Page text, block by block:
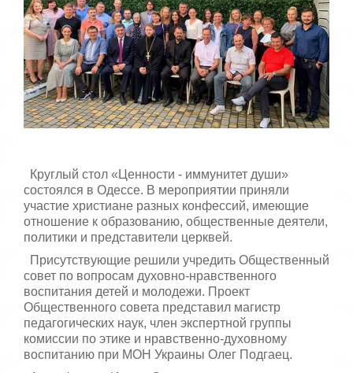
у
й
т
а
,
о
ц
е
е
Круглый стол «Ценности - иммунитет души»
состоялся в Одессе. В мероприятии приняли
участие христиане разных конфессий, имеющие
отношение к образованию, общественные деятели,
политики и представители церквей.
Присутствующие решили учредить Общественный
совет по вопросам духовно-нравственного
воспитания детей и молодежи. Проект
Общественного совета представил магистр
педагогических наук, член экспертной группы
комиссии по этике и нравственно-духовному
воспитанию при МОН Украины Олег Подгаец.